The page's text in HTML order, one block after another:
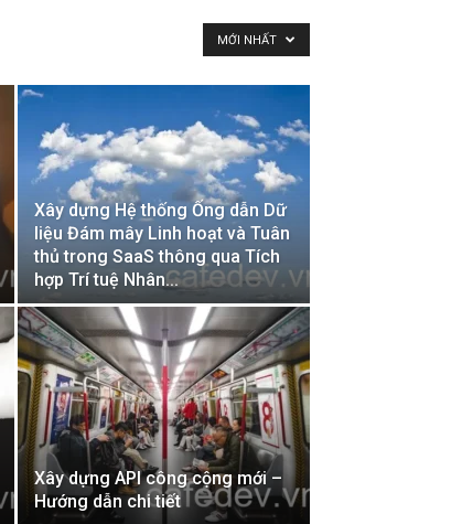
MỚI NHẤT
Xây dựng Hệ thống Ống dẫn Dữ
liệu Đám mây Linh hoạt và Tuân
thủ trong SaaS thông qua Tích
hợp Trí tuệ Nhân...
Xây dựng API công cộng mới –
Hướng dẫn chi tiết